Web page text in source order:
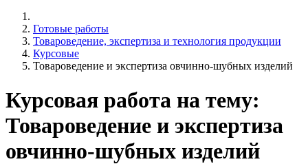
Готовые работы
Товароведение, экспертиза и технология продукции
Курсовые
Товароведение и экспертиза овчинно-шубных изделий
Курсовая работа на тему:
Товароведение и экспертиза
овчинно-шубных изделий